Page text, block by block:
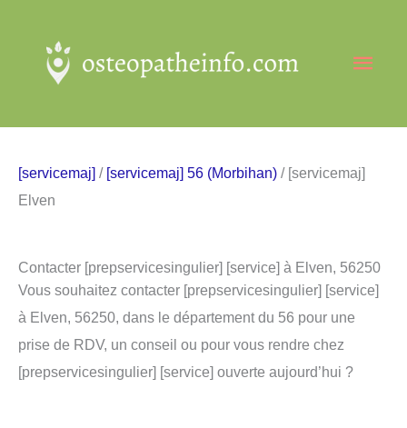
contenu
[servicemaj] / [servicemaj] 56 (Morbihan) / [servicemaj]
Elven
Contacter [prepservicesingulier] [service] à Elven, 56250
Vous souhaitez contacter [prepservicesingulier] [service]
à Elven, 56250, dans le département du 56 pour une
prise de RDV, un conseil ou pour vous rendre chez
[prepservicesingulier] [service] ouverte aujourd’hui ?